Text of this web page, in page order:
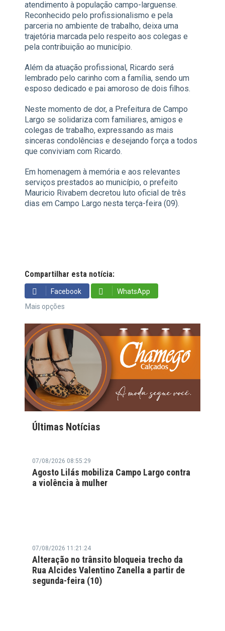
atendimento à população campo-larguense.
Reconhecido pelo profissionalismo e pela
parceria no ambiente de trabalho, deixa uma
trajetória marcada pelo respeito aos colegas e
pela contribuição ao município.
Além da atuação profissional, Ricardo será
lembrado pelo carinho com a família, sendo um
esposo dedicado e pai amoroso de dois filhos.
Neste momento de dor, a Prefeitura de Campo
Largo se solidariza com familiares, amigos e
colegas de trabalho, expressando as mais
sinceras condolências e desejando força a todos
que conviviam com Ricardo.
Em homenagem à memória e aos relevantes
serviços prestados ao município, o prefeito
Mauricio Rivabem decretou luto oficial de três
dias em Campo Largo nesta terça-feira (09).
Compartilhar esta notícia:
Facebook
WhatsApp
Mais opções
Últimas Notícias
07/08/2026 08:55:29
Agosto Lilás mobiliza Campo Largo contra
a violência à mulher
07/08/2026 11:21:24
Alteração no trânsito bloqueia trecho da
Rua Alcides Valentino Zanella a partir de
segunda-feira (10)